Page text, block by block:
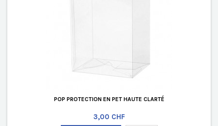
POP PROTECTION EN PET HAUTE CLARTÉ
Prix
3,00 CHF